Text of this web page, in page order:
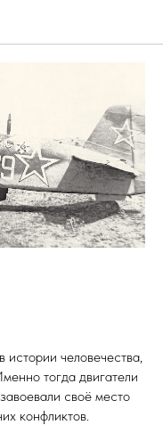
человечества,
тогда двигатели
своё место
конфликтов.